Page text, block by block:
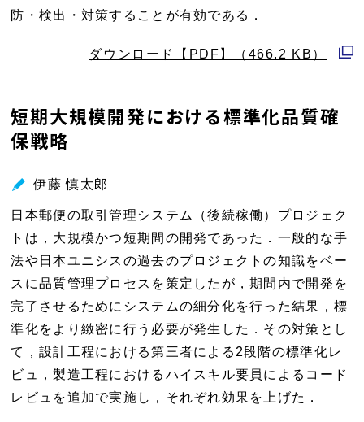
防・検出・対策することが有効である．
ダウンロード【PDF】（466.2 KB）
ィ
開
短期大規模開発における標準化品質確
保戦略
伊藤 慎太郎
日本郵便の取引管理システム（後続稼働）プロジェク
トは，大規模かつ短期間の開発であった．一般的な手
法や日本ユニシスの過去のプロジェクトの知識をベー
スに品質管理プロセスを策定したが，期間内で開発を
完了させるためにシステムの細分化を行った結果，標
準化をより緻密に行う必要が発生した．その対策とし
て，設計工程における第三者による2段階の標準化レ
ビュ，製造工程におけるハイスキル要員によるコード
レビュを追加で実施し，それぞれ効果を上げた．